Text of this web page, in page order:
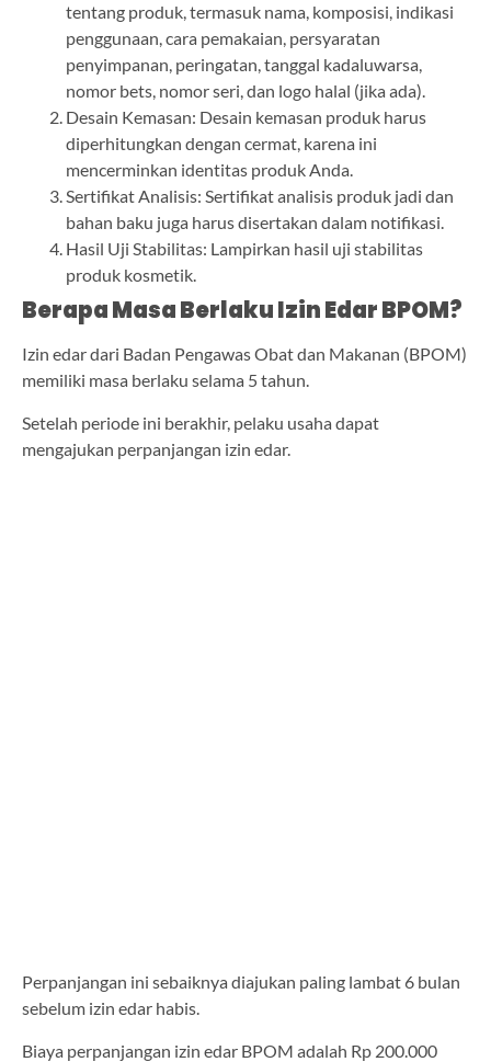
tentang produk, termasuk nama, komposisi, indikasi
penggunaan, cara pemakaian, persyaratan
penyimpanan, peringatan, tanggal kadaluwarsa,
nomor bets, nomor seri, dan logo halal (jika ada).
Desain Kemasan: Desain kemasan produk harus
diperhitungkan dengan cermat, karena ini
mencerminkan identitas produk Anda.
Sertifikat Analisis: Sertifikat analisis produk jadi dan
bahan baku juga harus disertakan dalam notifikasi.
Hasil Uji Stabilitas: Lampirkan hasil uji stabilitas
produk kosmetik.
Berapa Masa Berlaku Izin Edar BPOM?
Izin edar dari Badan Pengawas Obat dan Makanan (BPOM)
memiliki masa berlaku selama 5 tahun.
Setelah periode ini berakhir, pelaku usaha dapat
mengajukan perpanjangan izin edar.
Perpanjangan ini sebaiknya diajukan paling lambat 6 bulan
sebelum izin edar habis.
Biaya perpanjangan izin edar BPOM adalah Rp 200.000